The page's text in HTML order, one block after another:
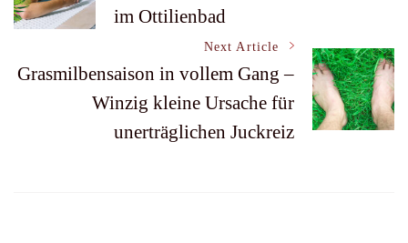
Navigation
im Ottilienbad
Next Article
Grasmilbensaison in vollem Gang –
Winzig kleine Ursache für
unerträglichen Juckreiz